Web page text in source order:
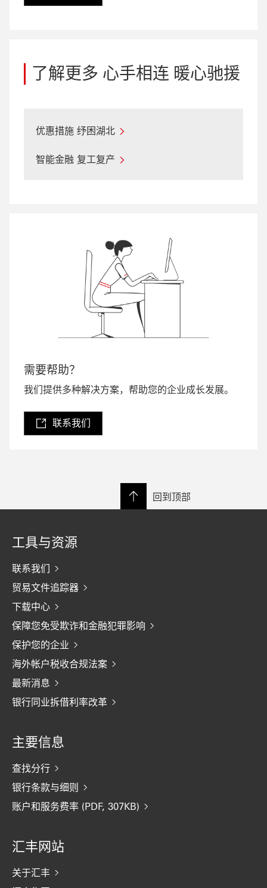
了解更多 心手相连 暖心驰援
优惠措施 纾困湖北
智能金融 复工复产
需要帮助？
我们提供多种解决方案，帮助您的企业成长发展。
联系我们
回到顶部
工具与资源
联系我们
贸易文件追踪器
下载中心
保障您免受欺诈和金融犯罪影响
保护您的企业
海外帐户税收合规法案
最新消息
银行同业拆借利率改革
主要信息
查找分行
银行条款与细则
账户和服务费率 (PDF, 307KB)
汇丰网站
关于汇丰